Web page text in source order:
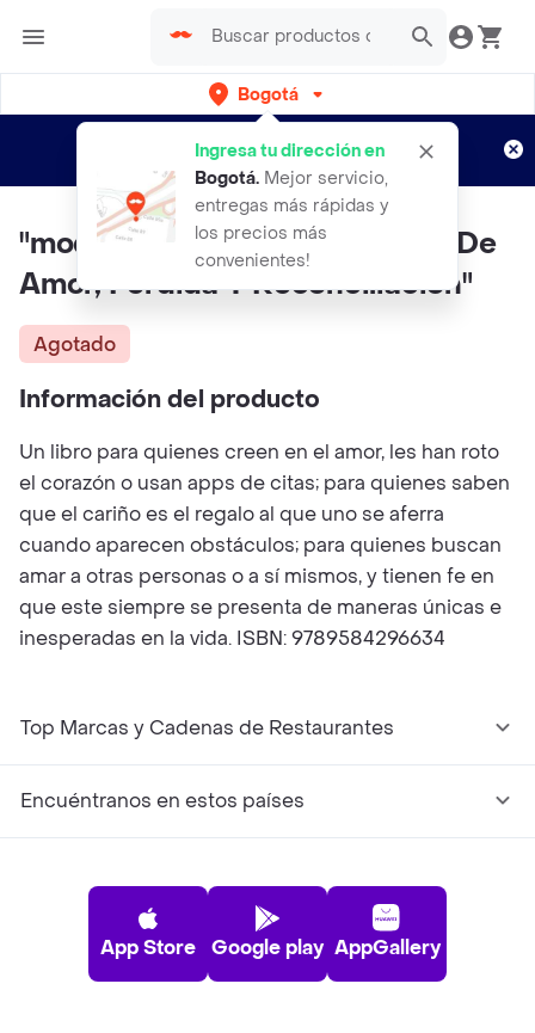
Bogotá
Ingresa tu dirección en
Bogotá. Mejor servicio,
entregas más rápidas y
los precios más
convenientes!
envíos gratis por semanas
Aplican TyC
"modern Love Historias Reales De
Amor, Pérdida Y Reconciliación"
Agotado
Información del producto
Un libro para quienes creen en el amor, les han roto
el corazón o usan apps de citas; para quienes saben
que el cariño es el regalo al que uno se aferra
cuando aparecen obstáculos; para quienes buscan
amar a otras personas o a sí mismos, y tienen fe en
que este siempre se presenta de maneras únicas e
inesperadas en la vida. ISBN: 9789584296634
Top Marcas y Cadenas de Restaurantes
Encuéntranos en estos países
App Store Google play AppGallery